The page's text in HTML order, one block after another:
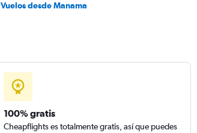
Vuelos desde Manama
100% gratis
Cheapflights es totalmente gratis, así que puedes